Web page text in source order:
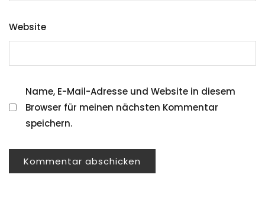
Website
Name, E-Mail-Adresse und Website in diesem
Browser für meinen nächsten Kommentar
speichern.